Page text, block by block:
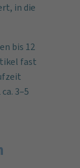
in die
bis 12
fast
3–5